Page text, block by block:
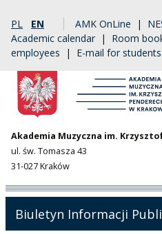
PL EN AMK OnLine |
Academic calendar | Room
employees | E-mail for students
Akademia Muzyczna im.
ul. św. Tomasza 43
31-027 Kraków
Biuletyn Informacji